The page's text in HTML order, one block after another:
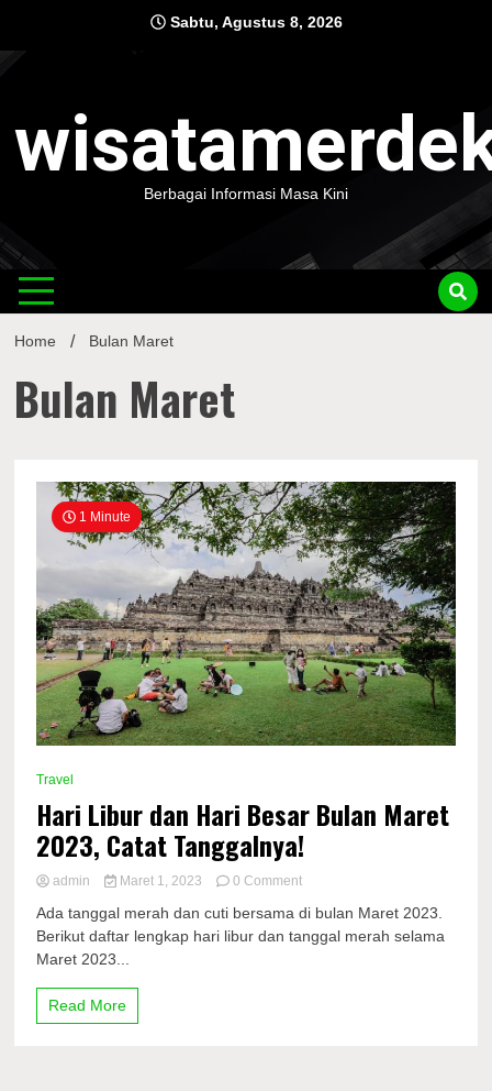
content
Sabtu, Agustus 8, 2026
Berbagai Informasi Masa Kini
Home Bulan Maret
Bulan Maret
1 Minute
Travel
Hari Libur dan Hari Besar Bulan Maret
2023, Catat Tanggalnya!
admin Maret 1, 2023 0 Commenton
Libur
dan
Ada tanggal merah dan cuti bersama di bulan Maret 2023.
Berikut daftar lengkap hari libur dan tanggal merah selama
Maret 2023...
Read More